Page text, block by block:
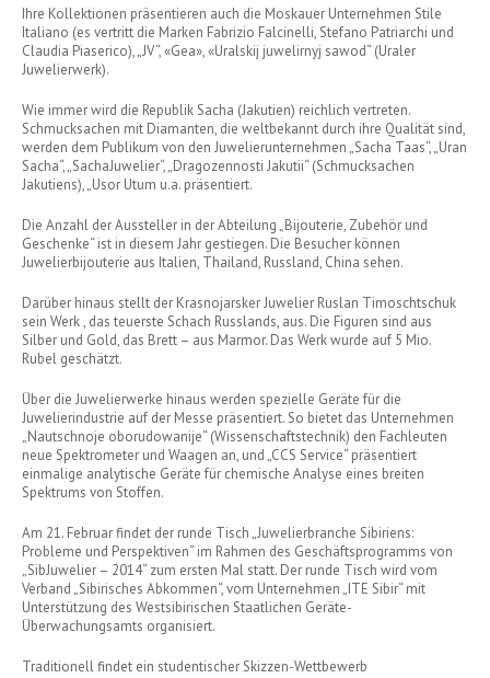
Ihre Kollektionen präsentieren auch die Moskauer Unternehmen Stile
Italiano (es vertritt die Marken Fabrizio Falcinelli, Stefano Patriarchi und
Claudia Piaserico), „JV“, «Gea», «Uralskij juwelirnyj sawod“ (Uraler
Juwelierwerk).
Wie immer wird die Republik Sacha (Jakutien) reichlich vertreten.
Schmucksachen mit Diamanten, die weltbekannt durch ihre Qualität sind,
werden dem Publikum von den Juwelierunternehmen „Sacha Taas“, „Uran
Sacha“, „SachaJuwelier“, „Dragozennosti Jakutii“ (Schmucksachen
Jakutiens), „Usor Utum u.a. präsentiert.
Die Anzahl der Aussteller in der Abteilung „Bijouterie, Zubehör und
Geschenke“ ist in diesem Jahr gestiegen. Die Besucher können
Juwelierbijouterie aus Italien, Thailand, Russland, China sehen.
Darüber hinaus stellt der Krasnojarsker Juwelier Ruslan Timoschtschuk
sein Werk , das teuerste Schach Russlands, aus. Die Figuren sind aus
Silber und Gold, das Brett – aus Marmor. Das Werk wurde auf 5 Mio.
Rubel geschätzt.
Über die Juwelierwerke hinaus werden spezielle Geräte für die
Juwelierindustrie auf der Messe präsentiert. So bietet das Unternehmen
„Nautschnoje oborudowanije“ (Wissenschaftstechnik) den Fachleuten
neue Spektrometer und Waagen an, und „CCS Service“ präsentiert
einmalige analytische Geräte für chemische Analyse eines breiten
Spektrums von Stoffen.
Am 21. Februar findet der runde Tisch „Juwelierbranche Sibiriens:
Probleme und Perspektiven“ im Rahmen des Geschäftsprogramms von
„SibJuwelier – 2014“ zum ersten Mal statt. Der runde Tisch wird vom
Verband „Sibirisches Abkommen“, vom Unternehmen „ITE Sibir“ mit
Unterstützung des Westsibirischen Staatlichen Geräte-
Überwachungsamts organisiert.
Traditionell findet ein studentischer Skizzen-Wettbewerb